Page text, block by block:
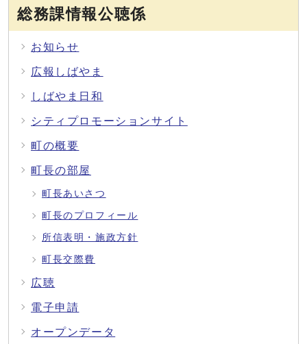
総務課情報公聴係
お知らせ
広報しばやま
しばやま日和
シティプロモーションサイト
町の概要
町長の部屋
町長あいさつ
町長のプロフィール
所信表明・施政方針
町長交際費
広聴
電子申請
オープンデータ